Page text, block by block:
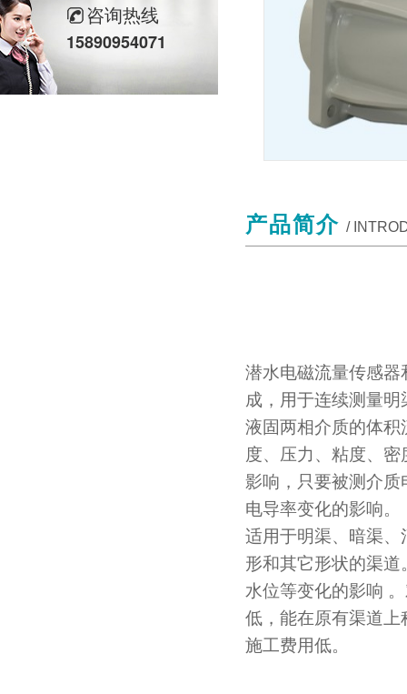
产品简介 /
潜水电磁流量传感器
成，用于连续测量
液固两相介质的体
度、压力、粘度、
影响，只要被测介质
电导率变化的影响。
适用于明渠、暗渠
形和其它形状的渠
水位等变化的影响
低，能在原有渠道
施工费用低。
咨询热线
15890954071